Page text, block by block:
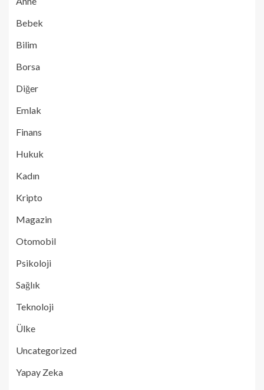
Bebek
Bilim
Borsa
Diğer
Emlak
Finans
Hukuk
Kadın
Kripto
Magazin
Otomobil
Psikoloji
Sağlık
Teknoloji
Ülke
Uncategorized
Yapay Zeka